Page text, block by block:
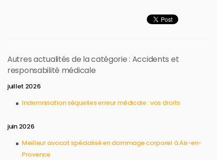
Autres actualités de la catégorie : Accidents et
responsabilité médicale
juillet 2026
Indemnisation séquelles erreur médicale : vos droits
juin 2026
Meilleur avocat spécialisé en dommage corporel à Aix-en-
Provence